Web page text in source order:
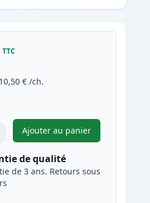
TTC
10,50 € /ch.
pour ajuster
Ajouter au panier
,Canon CLI-581XXL
de qualité
de 3 ans. Retours sous